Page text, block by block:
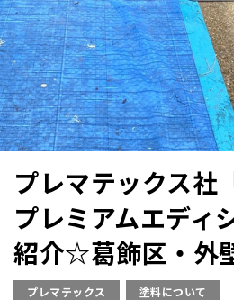
プレマテックス社
プレミアムエディ
紹介☆葛飾区・外
プレマテックス
塗料について